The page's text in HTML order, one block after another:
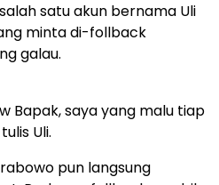
satu akun bernama Uli
minta di-follback
galau.
Bapak, saya yang malu tiap
Uli.
pun langsung